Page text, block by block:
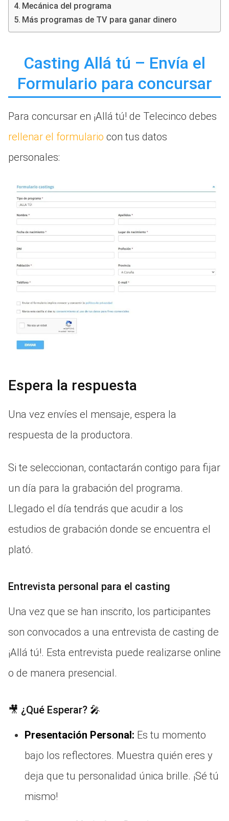
Mecánica del programa
Más programas de TV para ganar dinero
Casting Allá tú – Envía el
Formulario para concursar
Para concursar en ¡Allá tú! de Telecinco debes
rellenar el formulario con tus datos
personales:
Espera la respuesta
Una vez envíes el mensaje, espera la
respuesta de la productora.
Si te seleccionan, contactarán contigo para fijar
un día para la grabación del programa.
Llegado el día tendrás que acudir a los
estudios de grabación donde se encuentra el
plató.
Entrevista personal para el casting
Una vez que se han inscrito, los participantes
son convocados a una entrevista de casting de
¡Allá tú!. Esta entrevista puede realizarse online
o de manera presencial.
🎥 ¿Qué Esperar? 🎤
Presentación Personal: Es tu momento
bajo los reflectores. Muestra quién eres y
deja que tu personalidad única brille. ¡Sé tú
mismo!